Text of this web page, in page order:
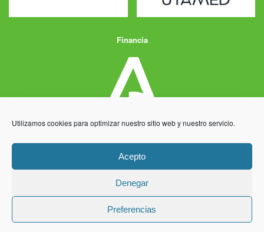
Utilizamos cookies para optimizar nuestro sitio web y nuestro servicio.
Acepto
Denegar
Preferencias
Financia